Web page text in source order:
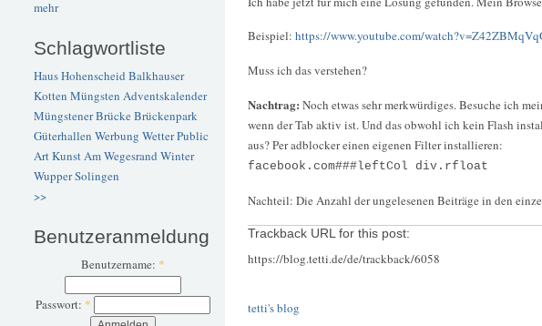
mehr
Schlagwortliste
Haus Hohenscheid Balkhauser
Kotten Müngsten Adventskalender
Müngstener BrückeBrückenpark
Güterhallen Werbung WetterPublic
ArtKunstAm Wegesrand Winter
WupperSolingen
>>
Benutzeranmeldung
Benutzername: *
Passwort: *
Beispiel: https://www.youtube.com/
Muss ich das verstehen?
Nachtrag: Noch etwas sehr merkwürdiges. Besuche ich
wenn der Tab aktiv ist. Und das obwohl ich kein Flash
aus? Per adblocker einen eigenen Filter installieren:
facebook.com###leftCol div.rfloat
Nachteil: Die Anzahl der ungelesenen Beiträge in den
Trackback URL for this post:
https://blog.tetti.de/de/trackback/6058
tetti's blog